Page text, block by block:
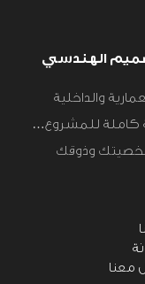
والداخلية
كاملة للمشروع…
وذوقك
معنا